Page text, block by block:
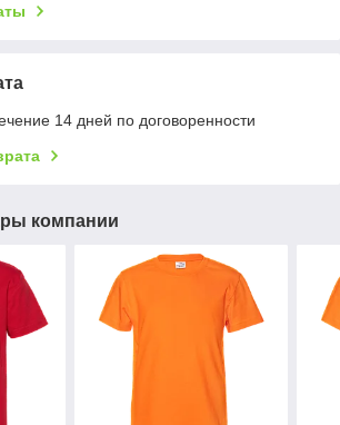
14 дней по договоренности
компании